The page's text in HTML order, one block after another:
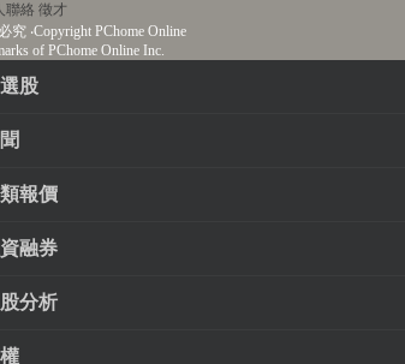
聯絡 徵才
究‧Copyright PChome Online
of PChome Online Inc.
股
報價
融券
分析